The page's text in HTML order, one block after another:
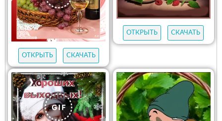
ОТКРЫТЬ СКАЧАТЬ
ОТКРЫТЬ СКАЧАТЬ